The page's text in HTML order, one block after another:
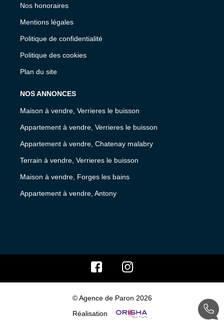
Nos honoraires
Mentions légales
Politique de confidentialité
Politique des cookies
Plan du site
NOS ANNONCES
Maison à vendre, Verrieres le buisson
Appartement à vendre, Verrieres le buisson
Appartement à vendre, Chatenay malabry
Terrain à vendre, Verrieres le buisson
Maison à vendre, Forges les bains
Appartement à vendre, Antony
© Agence de Paron 2026
Réalisation